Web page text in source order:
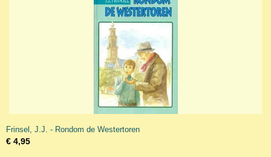
Frinsel, J.J. - Rondom de Westertoren
€ 4,95